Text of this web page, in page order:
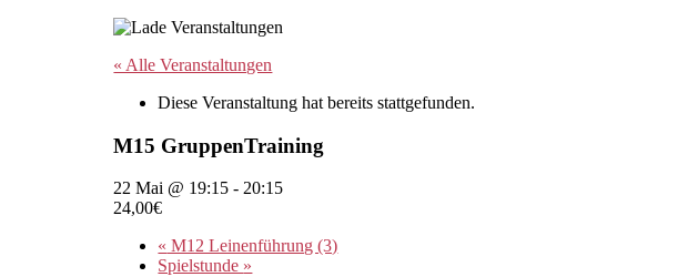
« Alle Veranstaltungen
Diese Veranstaltung hat bereits stattgefunden.
M15 GruppenTraining
22 Mai @ 19:15 -20:15
24,00€
« M12 Leinenführung (3)
Spielstunde »